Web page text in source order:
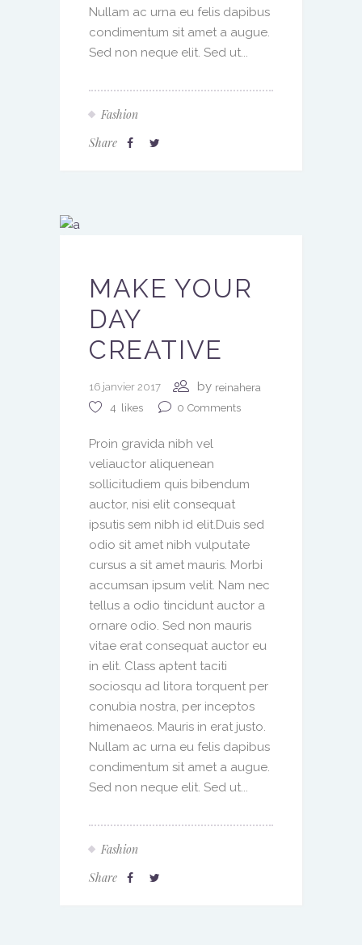
Nullam ac urna eu felis dapibus
condimentum sit amet a augue.
Sed non neque elit. Sed ut...
Fashion
Share
MAKE YOUR
DAY
CREATIVE
16 janvier 2017 by reinahera
4 likes 0 Comments
Proin gravida nibh vel
veliauctor aliquenean
sollicitudiem quis bibendum
auctor, nisi elit consequat
ipsutis sem nibh id elit.Duis sed
odio sit amet nibh vulputate
cursus a sit amet mauris. Morbi
accumsan ipsum velit. Nam nec
tellus a odio tincidunt auctor a
ornare odio. Sed non mauris
vitae erat consequat auctor eu
in elit. Class aptent taciti
sociosqu ad litora torquent per
conubia nostra, per inceptos
himenaeos. Mauris in erat justo.
Nullam ac urna eu felis dapibus
condimentum sit amet a augue.
Sed non neque elit. Sed ut...
Fashion
Share